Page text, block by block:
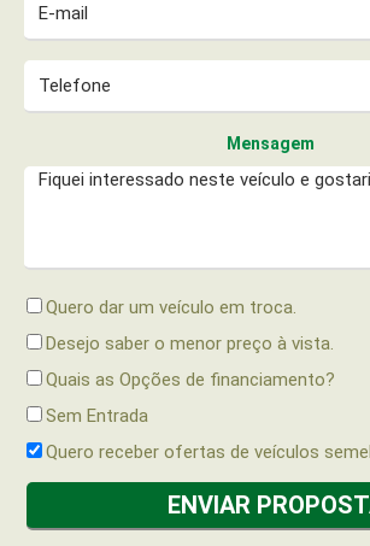
Mensagem
Quero dar um veículo em troca.
Desejo saber o menor preço à vista.
Quais as Opções de financiamento?
Sem Entrada
Quero receber ofertas de veículos